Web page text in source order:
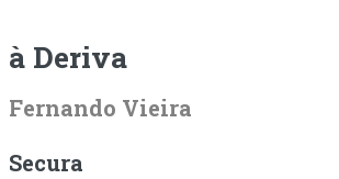
à Deriva
Fernando Vieira
Secura